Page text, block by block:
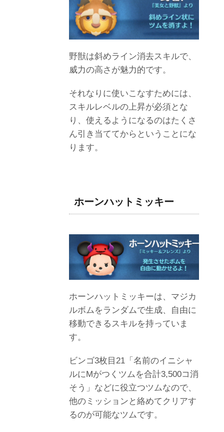
野獣は斜めライン消去スキルで、
威力の高さが魅力的です。
それなりに使いこなすためには、
スキルレベルの上昇が必須とな
り、使えるようになるのはたくさ
ん引き当ててからということにな
ります。
ホーンハットミッキー
ホーンハットミッキーは、マジカ
ルボムをランダムで生成、自由に
移動できるスキルを持っていま
す。
ビンゴ3枚目21「名前のイニシャ
ルにMがつくツムを合計3,500コ消
そう」などに役立つツムなので、
他のミッションと絡めてクリアす
るのが可能なツムです。